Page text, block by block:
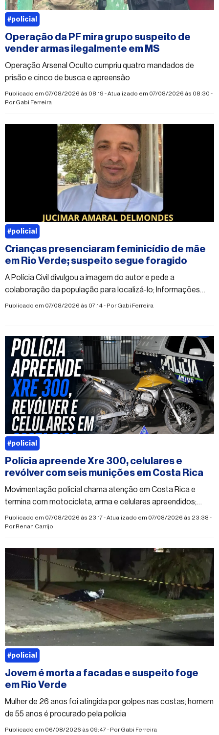
Operação da PF mira grupo suspeito de
vender armas ilegalmente em MS
Operação Arsenal Oculto cumpriu quatro mandados de
prisão e cinco de busca e apreensão
Publicado em 07/08/2026 às 08:19 - Atualizado em 07/08/2026 às 08:30 -
PorGabi Ferreira
#policial
Crianças presenciaram feminicídio de mãe
em Rio Verde; suspeito segue foragido
A Polícia Civil divulgou a imagem do autor e pede a
colaboração da população para localizá-lo; Informações
sobre o paradeiro do suspeito podem ser repassadas de
Publicado em 07/08/2026 às 07:14 - PorGabi Ferreira
#policial
Polícia apreende Xre 300, celulares e
revólver com seis munições em Costa Rica
Movimentação policial chama atenção em Costa Rica e
termina com motocicleta, arma e celulares apreendidos;
caso segue sem esclarecimento oficial.
Publicado em 07/08/2026 às 23:17 - Atualizado em 07/08/2026 às 23:38 -
Por Renan Carrijo
#policial
Jovem é morta a facadas e suspeito foge
em Rio Verde
Mulher de 26 anos foi atingida por golpes nas costas; homem
de 55 anos é procurado pela polícia
Publicado em 06/08/2026 às 09:47 - PorGabi Ferreira
#policial